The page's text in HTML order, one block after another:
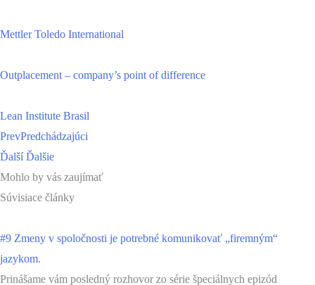
Mettler Toledo International
Outplacement – company’s point of difference
Lean Institute Brasil
PrevPredchádzajúci
ĎalšíĎalšie
Mohlo by vás zaujímať
Súvisiace články
#9 Zmeny v spoločnosti je potrebné komunikovať „firemným“
jazykom.
Prinášame vám posledný rozhovor zo série špeciálnych epizód